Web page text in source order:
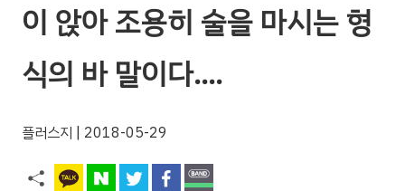
이 앉아 조용히 술을 마시는 형
식의 바 말이다….
플러스지 | 2018-05-29